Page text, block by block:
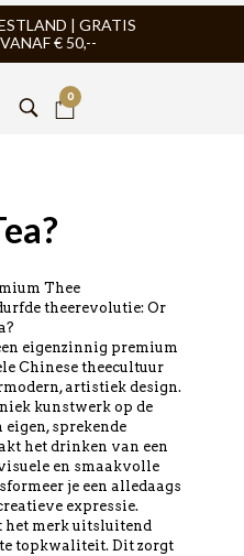
| GRATIS
€ 50,--
0
Thee
theerevolutie: Or
eigenzinnig premium
Chinese theecultuur
artistiek design.
kunstwerk op de
sprekende
het drinken van een
en smaakvolle
je een alledaags
expressie.
het merk uitsluitend
topkwaliteit. Dit zorgt